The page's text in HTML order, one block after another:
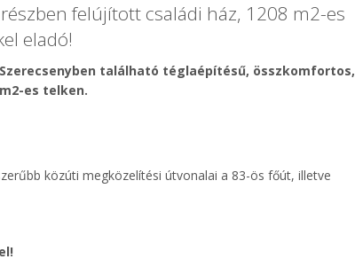
felújított családi ház, 1208 m2-es
eladó!
Szerecsenyben található téglaépítésű, összkomfortos,
es telken.
közúti megközelítési útvonalai a 83-ös főút, illetve